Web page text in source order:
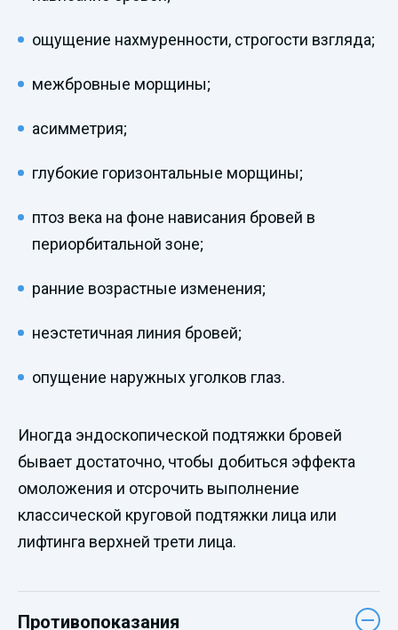
ощущение нахмуренности, строгости взгляда;
межбровные морщины;
асимметрия;
глубокие горизонтальные морщины;
птоз века на фоне нависания бровей в
периорбитальной зоне;
ранние возрастные изменения;
неэстетичная линия бровей;
опущение наружных уголков глаз.
Иногда эндоскопической подтяжки бровей
бывает достаточно, чтобы добиться эффекта
омоложения и отсрочить выполнение
классической круговой подтяжки лица или
лифтинга верхней трети лица.
Противопоказания